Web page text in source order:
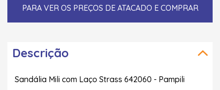
PARA VER OS PREÇOS DE ATACADO E COMPRAR
Descrição
Sandália Mili com Laço Strass 642060 - Pampili